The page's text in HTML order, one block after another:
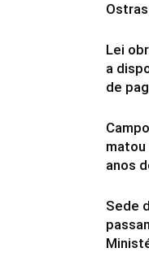
Lei
a
de
matou
anos
Sede